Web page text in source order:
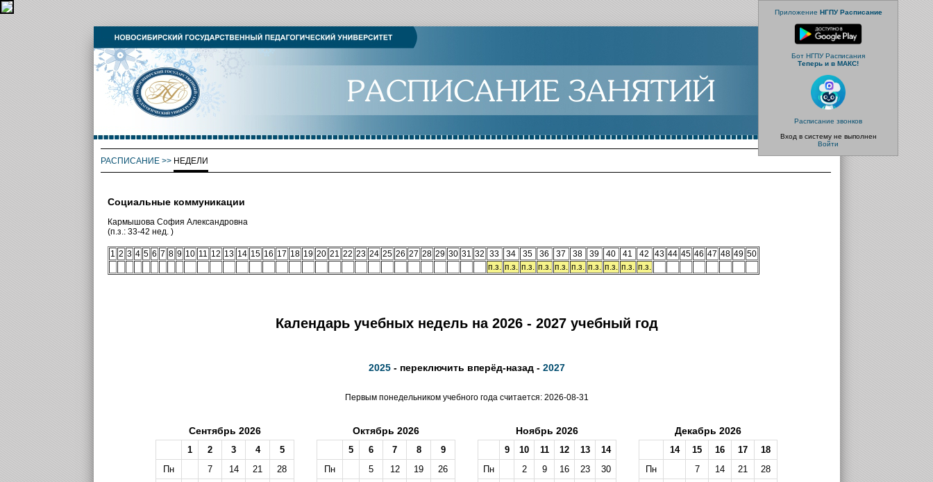
Приложение НГПУ Расписание
Бот НГПУ Расписания
Теперь и в МАКС!
Расписание звонков
Вход в систему не выполнен
Войти
РАСПИСАНИЕ>> НЕДЕЛИ
Социальные коммуникации
Кармышова София Александровна
(п.з.: 33-42 нед. )
1 2 3 4 5 6 7 8 9 10 11 12 13 14 15 16 17 18 19 20 21 22 23 24 25 26 27 28 29 30 31 32 33 34 35 36 37 38 39 40 41 42 43 44 45 46 47 48 49 50
п.з. п.з. п.з. п.з. п.з. п.з. п.з. п.з. п.з. п.з.
Календарь учебных недель на 2026 - 2027 учебный год
2025- переключить вперёд-назад - 2027
Первым понедельником учебного года считается: 2026-08-31
Сентябрь 2026
1 2 3 4
5
Пн
7 14 21
28
Октябрь 2026
5 6 7 8
9
Пн
5 12 19
26
Ноябрь 2026
9 10 11 12 13
14
Пн
2 9 16 23
30
Декабрь 2026
14 15 16 17
18
Пн
7 14 21
28